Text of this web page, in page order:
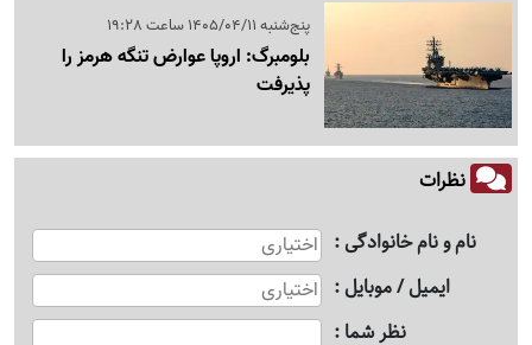
پنج‌شنبه 1405/04/11 ساعت 19:28
بلومبرگ: اروپا عوارض تنگه هرمز را
پذیرفت
نظرات
نام و نام خانوادگی
ایمیل / موبایل
نظر شما